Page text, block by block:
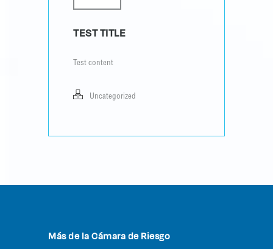
TEST TITLE
Test content
Uncategorized
Más de la Cámara de Riesgo